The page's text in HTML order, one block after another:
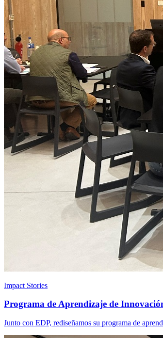
Impact Stories
Programa de Aprendizaje de
Junto con EDP, rediseñamos su programa de